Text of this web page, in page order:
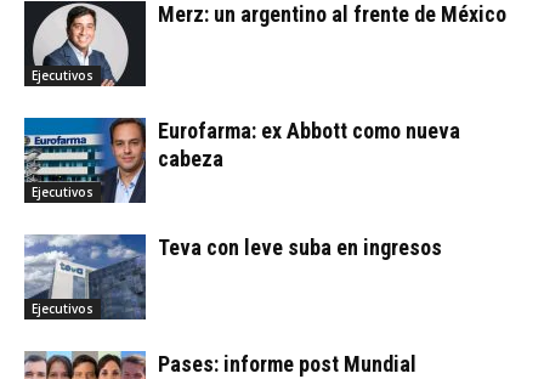
Ejecutivos
Merz: un argentino al frente de México
Ejecutivos
Eurofarma: ex Abbott como nueva
cabeza
Ejecutivos
Teva con leve suba en ingresos
Pases: informe post Mundial